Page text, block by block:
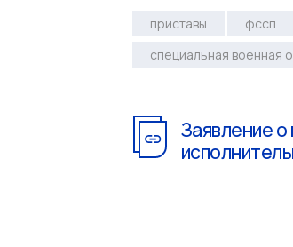
приставы фссп
специальная военная
Заявление о